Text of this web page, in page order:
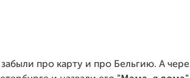
про карту и про Бельгию. А